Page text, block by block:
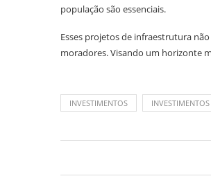
população são essenciais.
Esses projetos de infraestrutura
moradores. Visando um horizonte
INVESTIMENTOS